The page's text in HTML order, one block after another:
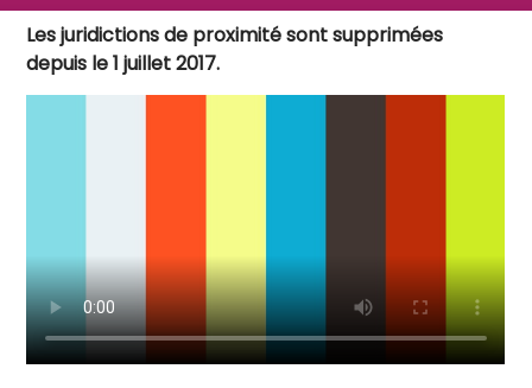
Les juridictions de proximité sont supprimées
depuis le 1 juillet 2017.